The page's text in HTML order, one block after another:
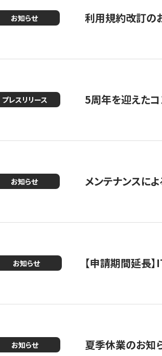
お知らせ 利用規約改訂の
プレスリリース 5周年を迎えたコ
お知らせ メンテナンスに
お知らせ 【申請期間延長
お知らせ 夏季休業のお知